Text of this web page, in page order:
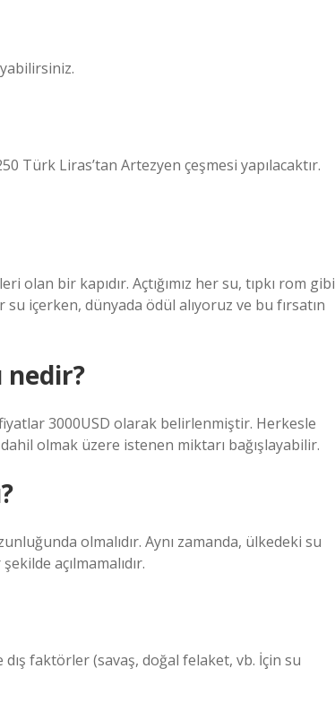
Türk Liras’tan Artezyen çeşmesi yapılacaktır.
olan bir kapıdır. Açtığımız her su, tıpkı rom gibi
içerken, dünyada ödül alıyoruz ve bu fırsatın
nedir?
3000USD olarak belirlenmiştir. Herkesle
olmak üzere istenen miktarı bağışlayabilir.
olmalıdır. Aynı zamanda, ülkedeki su
açılmamalıdır.
faktörler (savaş, doğal felaket, vb. İçin su